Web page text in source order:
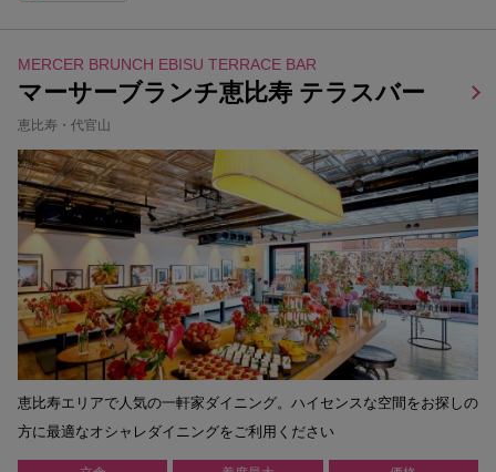
MERCER BRUNCH EBISU TERRACE BAR
マーサーブランチ恵比寿 テラスバー
恵比寿・代官山
恵比寿エリアで人気の一軒家ダイニング。ハイセンスな空間をお探しの
方に最適なオシャレダイニングをご利用ください